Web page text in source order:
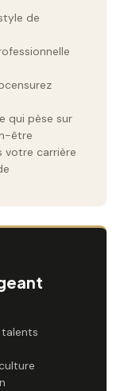
de
qui pèse sur
être
votre carrière